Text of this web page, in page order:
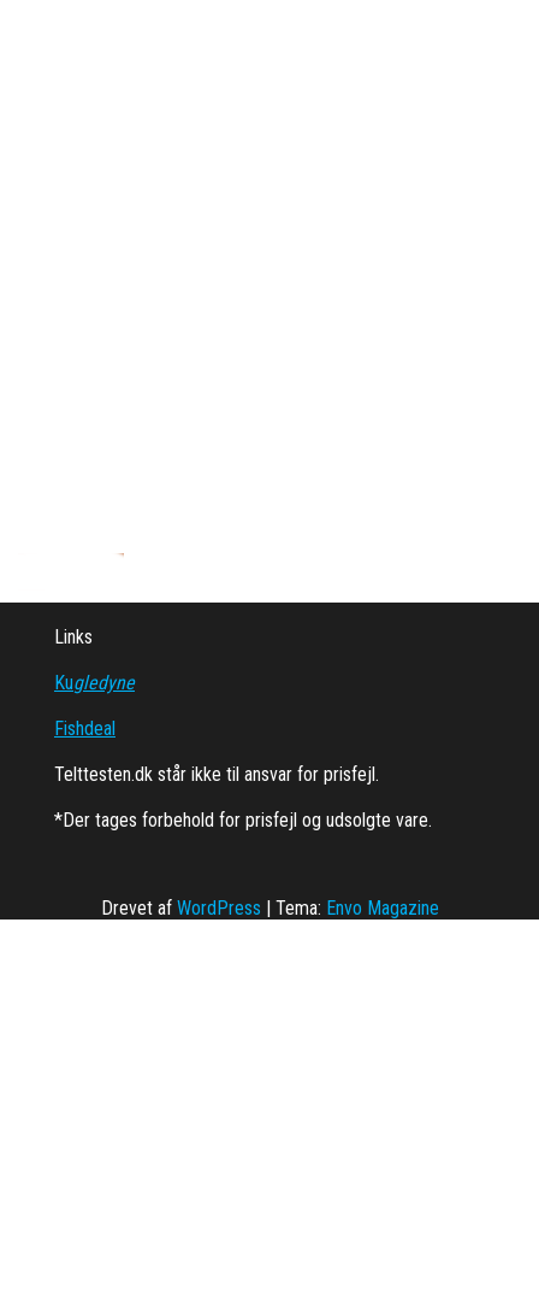
Links
Kugledyne
Fishdeal
Telttesten.dk står ikke til ansvar for prisfejl.
*Der tages forbehold for prisfejl og udsolgte vare.
Drevet af WordPress | Tema: Envo Magazine